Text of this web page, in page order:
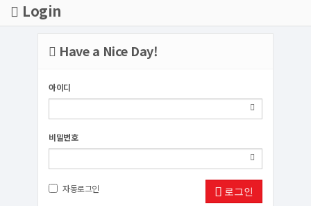
Login
Have a Nice Day!
아이디
비밀번호
자동로그인 로그인